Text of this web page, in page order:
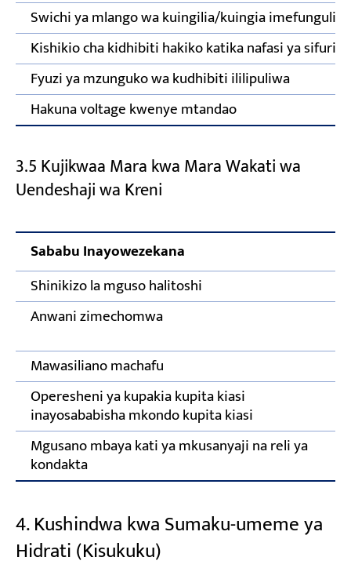
Swichi ya mlango wa kuingilia/kuingia
Kishikio cha kidhibiti hakiko katika nafasi ya sifuri
Fyuzi ya mzunguko wa kudhibiti ililipuliwa
Hakuna voltage kwenye mtandao
3.5 Kujikwaa Mara kwa Mara Wakati wa
Uendeshaji wa Kreni
Sababu Inayowezekana
Shinikizo la mguso halitoshi
Anwani zimechomwa
Mawasiliano machafu
Operesheni ya kupakia kupita kiasi
inayosababisha mkondo kupita kiasi
Mgusano mbaya kati ya mkusanyaji na reli ya
kondakta
4. Kushindwa kwa Sumaku-umeme ya
Hidrati (Kisukuku)